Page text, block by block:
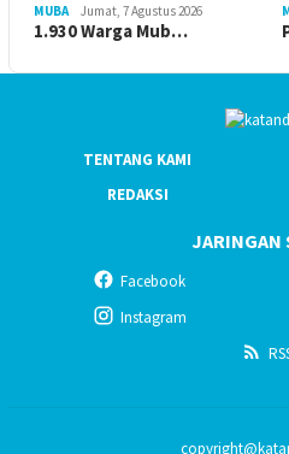
MUBA Jumat, 7 Agustus 2026
1.930 Warga Mub…
TENTANG KAMI
REDAKSI
JARINGAN
Facebook
Instagram